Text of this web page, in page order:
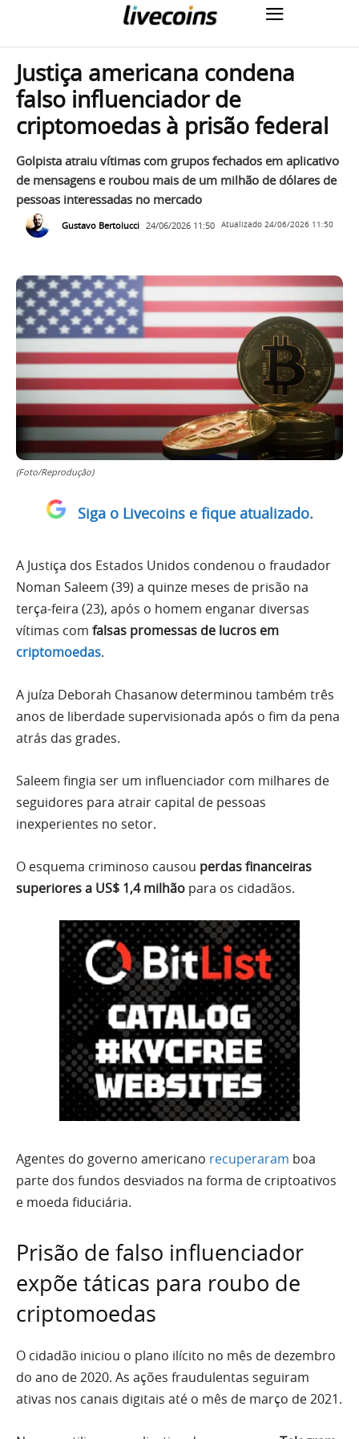
Justiça americana condena
falso influenciador de
criptomoedas à prisão federal
Golpista atraiu vítimas com grupos fechados em aplicativo
de mensagens e roubou mais de um milhão de dólares de
pessoas interessadas no mercado
Gustavo Bertolucci 24/06/2026 11:50 Atualizado 24/06/2026 11:50
(Foto/Reprodução)
Siga o Livecoins e fique atualizado.
A Justiça dos Estados Unidos condenou o fraudador
Noman Saleem (39) a quinze meses de prisão na
terça-feira (23), após o homem enganar diversas
vítimas com falsas promessas de lucros em
criptomoedas.
A juíza Deborah Chasanow determinou também três
anos de liberdade supervisionada após o fim da pena
atrás das grades.
Saleem fingia ser um influenciador com milhares de
seguidores para atrair capital de pessoas
inexperientes no setor.
O esquema criminoso causou perdas financeiras
superiores a US$ 1,4 milhão para os cidadãos.
Agentes do governo americano recuperaram boa
parte dos fundos desviados na forma de criptoativos
e moeda fiduciária.
Prisão de falso influenciador
expõe táticas para roubo de
criptomoedas
O cidadão iniciou o plano ilícito no mês de dezembro
do ano de 2020. As ações fraudulentas seguiram
ativas nos canais digitais até o mês de março de 2021.